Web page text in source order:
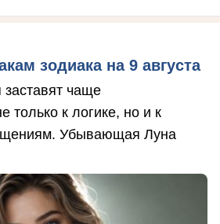
зодиака на 9 августа
заставят чаще
только к логике, но и к
Убывающая Луна